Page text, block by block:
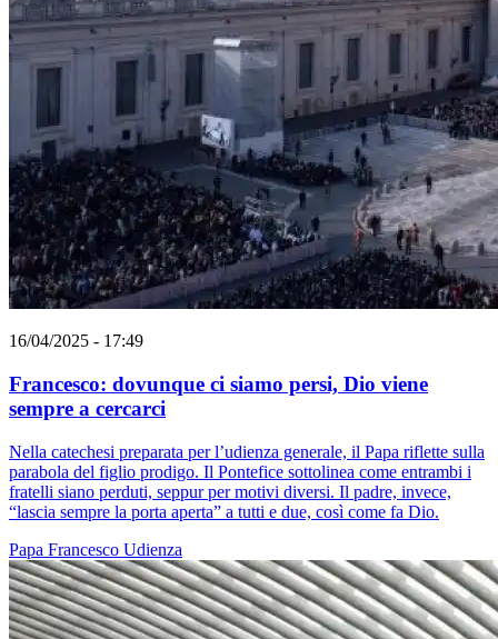
16/04/2025 - 17:49
Francesco: dovunque ci siamo persi, Dio viene
sempre a cercarci
Nella catechesi preparata per l’udienza generale, il Papa riflette sulla
parabola del figlio prodigo. Il Pontefice sottolinea come entrambi i
fratelli siano perduti, seppur per motivi diversi. Il padre, invece,
“lascia sempre la porta aperta” a tutti e due, così come fa Dio.
Papa Francesco Udienza